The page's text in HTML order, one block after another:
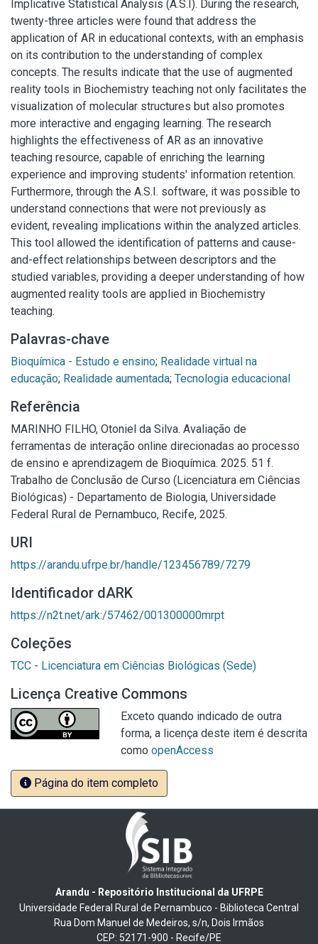
Implicative Statistical Analysis (A.S.I). During the research,
twenty-three articles were found that address the
application of AR in educational contexts, with an emphasis
on its contribution to the understanding of complex
concepts. The results indicate that the use of augmented
reality tools in Biochemistry teaching not only facilitates the
visualization of molecular structures but also promotes
more interactive and engaging learning. The research
highlights the effectiveness of AR as an innovative
teaching resource, capable of enriching the learning
experience and improving students' information retention.
Furthermore, through the A.S.I. software, it was possible to
understand connections that were not previously as
evident, revealing implications within the analyzed articles.
This tool allowed the identification of patterns and cause-
and-effect relationships between descriptors and the
studied variables, providing a deeper understanding of how
augmented reality tools are applied in Biochemistry
teaching.
Palavras-chave
Bioquímica - Estudo e ensino; Realidade virtual na
educação; Realidade aumentada; Tecnologia educacional
Referência
MARINHO FILHO, Otoniel da Silva. Avaliação de
ferramentas de interação online direcionadas ao processo
de ensino e aprendizagem de Bioquímica. 2025. 51 f.
Trabalho de Conclusão de Curso (Licenciatura em Ciências
Biológicas) - Departamento de Biologia, Universidade
Federal Rural de Pernambuco, Recife, 2025.
URI
https://arandu.ufrpe.br/handle/123456789/7279
Identificador dARK
https://n2t.net/ark:/57462/001300000mrpt
Coleções
TCC - Licenciatura em Ciências Biológicas (Sede)
Licença Creative Commons
Exceto quando indicado de outra
forma, a licença deste item é descrita
como openAccess
Página do item completo
Arandu - Repositório Institucional da UFRPE
Universidade Federal Rural de Pernambuco - Biblioteca Central
Rua Dom Manuel de Medeiros, s/n, Dois Irmãos
CEP: 52171-900 - Recife/PE